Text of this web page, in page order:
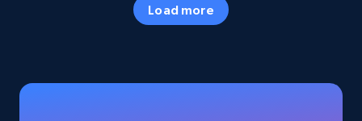
Title, Seller name, Brand, Description, Initial
Load more